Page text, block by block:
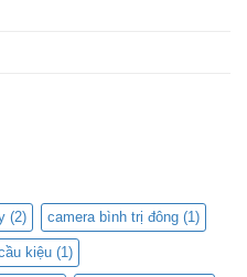
(2) camera bình trị đông (1)
kiệu (1)